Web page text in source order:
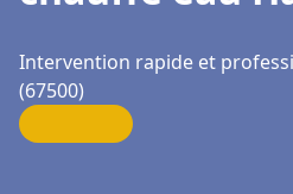
Intervention rapide et
(67500)